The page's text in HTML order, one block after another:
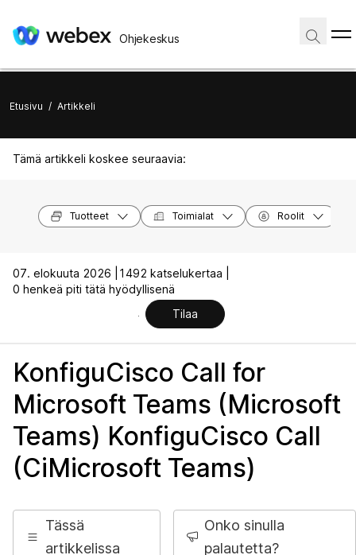
Ohjekeskus
Etusivu / Artikkeli
Tämä artikkeli koskee seuraavia:
Tuotteet Toimialat Roolit
07. elokuuta 2026 |
1492 katselukertaa |
0 henkeä piti tätä hyödyllisenä
Tilaa
KonfiguCisco Call for
Microsoft Teams (Microsoft
Teams) KonfiguCisco Call
(CiMicrosoft Teams)
Tässä
artikkelissa
Onko sinulla
palautetta?